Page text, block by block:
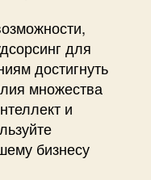
для
достигнуть
множества
и
бизнесу